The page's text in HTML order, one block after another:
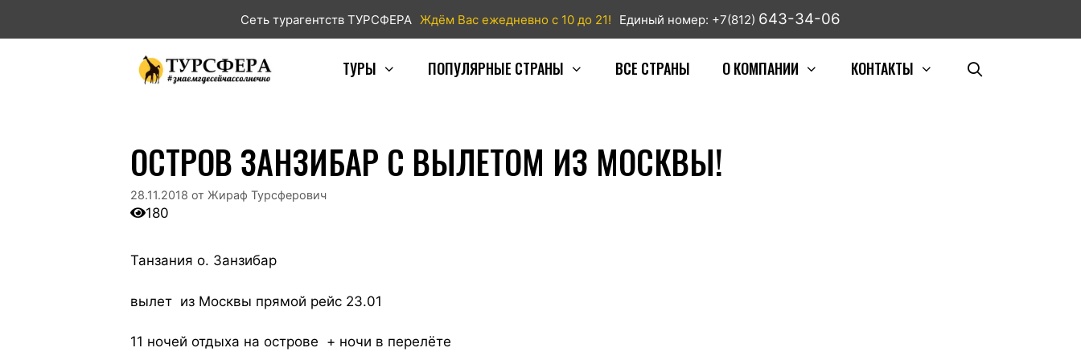
Сеть турагентств ТУРСФЕРА Ждём Вас ежедневно с 10 до 21! Единый номер: +7(812) 643-34-06
ТУРЫ ПОПУЛЯРНЫЕ СТРАНЫ ВСЕ СТРАНЫ О КОМПАНИИ КОНТАКТЫ
ОСТРОВ ЗАНЗИБАР С ВЫЛЕТОМ ИЗ МОСКВЫ!
28.11.2018 от Жираф Турсферович
180
Танзания о. Занзибар
вылет из Москвы прямой рейс 23.01
11 ночей отдыха на острове + ночи в перелёте